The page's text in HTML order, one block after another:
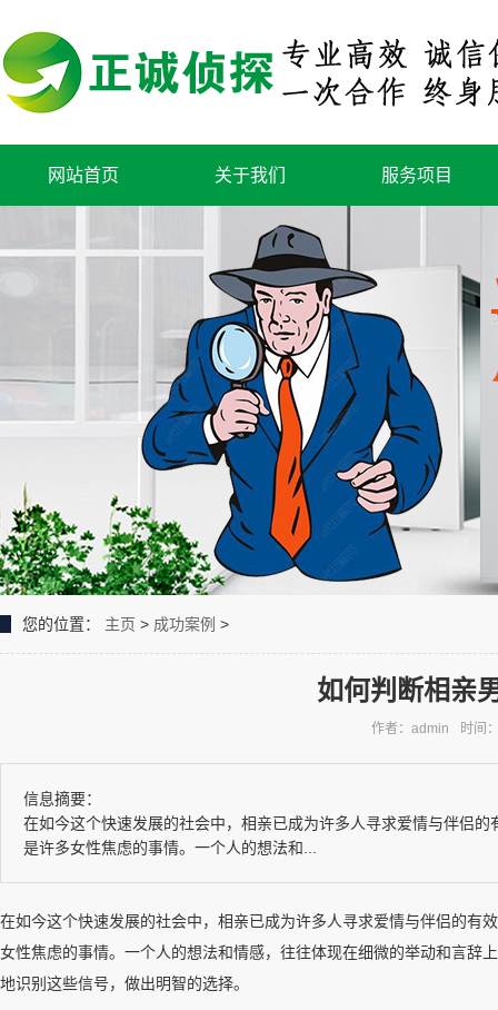
网站首页 关于我们 服务项目
您的位置： 主页 > 成功案例 >
如何判断相亲
作者：admin 时间
信息摘要：
在如今这个快速发展的社会中，相亲已成为许多人寻求爱情与伴侣
是许多女性焦虑的事情。一个人的想法和...
在如今这个快速发展的社会中，相亲已成为许多人寻求爱情与伴侣的有
女性焦虑的事情。一个人的想法和情感，往往体现在细微的举动和言辞
地识别这些信号，做出明智的选择。